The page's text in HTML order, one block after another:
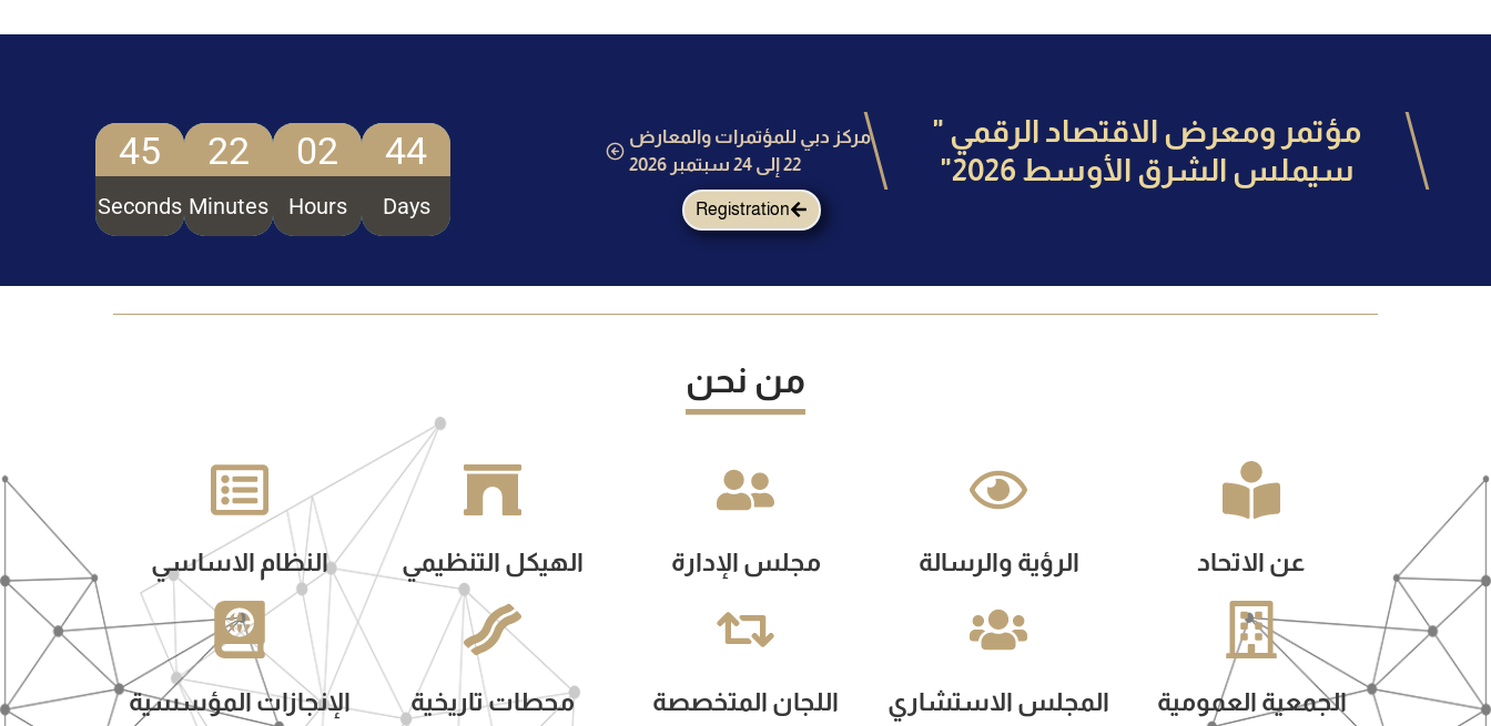
مؤتمر ومعرض الاقتصاد الرقمي "
سيملس الشرق الأوسط 2026"
مركز دبي للمؤتمرات والمعارض
22 إلى 24 سبتمبر 2026
Registration
44
Days
02
Hours
22
Minutes
43
Seconds
من نحن
عن الاتحاد
الجمعية العمومية
الرؤية والرسالة
المجلس الاستشاري
مجلس الإدارة
اللجان المتخصصة
الهيكل التنظيمي
محطات تاريخية
النظام الاساسي
الإنجازات المؤسسية